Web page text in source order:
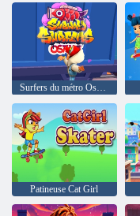
Surfers du métro Osaka
Patineuse Cat Girl